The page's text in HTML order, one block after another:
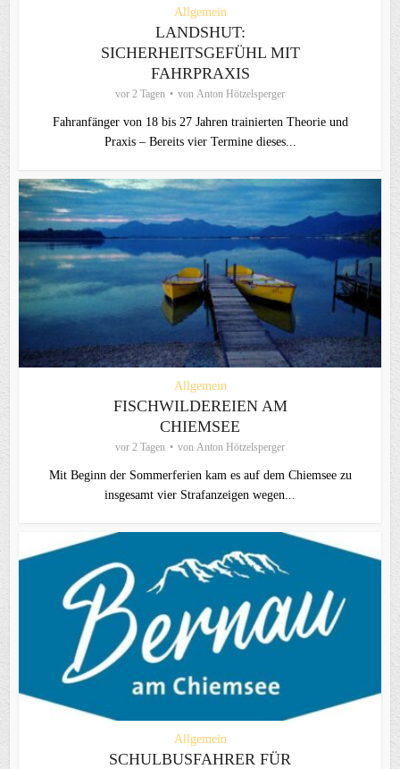
Allgemein
LANDSHUT:
SICHERHEITSGEFÜHL MIT
FAHRPRAXIS
vor 2 Tagen von Anton Hötzelsperger
Fahranfänger von 18 bis 27 Jahren trainierten Theorie und
Praxis – Bereits vier Termine dieses...
Allgemein
FISCHWILDEREIEN AM
CHIEMSEE
vor 2 Tagen von Anton Hötzelsperger
Mit Beginn der Sommerferien kam es auf dem Chiemsee zu
insgesamt vier Strafanzeigen wegen...
Allgemein
SCHULBUSFAHRER FÜR